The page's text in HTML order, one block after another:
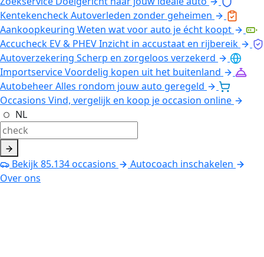
KentekencheckAutoverleden zonder geheimen
Aankoopkeuring Weten wat voor auto je écht koopt
Accucheck EV & PHEVInzicht in accustaat en rijbereik
Autoverzekering Scherp en zorgeloos verzekerd
ImportserviceVoordelig kopen uit het buitenland
AutobeheerAlles rondom jouw auto geregeld
Occasions Vind, vergelijk en koop je occasion online
NL
Bekijk85.134occasions
Autocoach inschakelen
Over ons